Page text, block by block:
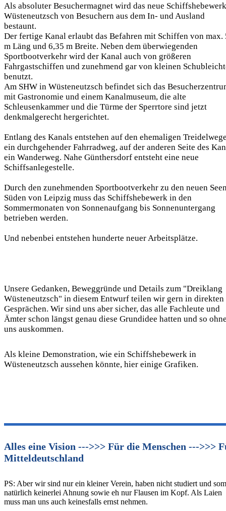
Als absoluter Besuchermagnet wird das neue Schiffshebewerk
Wüsteneutzsch von Besuchern aus dem In- und Ausland
bestaunt.
Der fertige Kanal erlaubt das Befahren mit Schiffen von max.
m Läng und 6,35 m Breite. Neben dem überwiegenden
Sportbootverkehr wird der Kanal auch von größeren
Fahrgastschiffen und zunehmend gar von kleinen
benutzt.
Am SHW in Wüsteneutzsch befindet sich das
mit Gastronomie und einem Kanalmuseum, die alte
Schleusenkammer und die Türme der Sperrtore sind jetzt
denkmalgerecht hergerichtet.
Entlang des Kanals entstehen auf den ehemaligen
ein durchgehender Fahrradweg, auf der anderen Seite des
ein Wanderweg. Nahe Günthersdorf entsteht eine neue
Schiffsanlegestelle.
Durch den zunehmenden Sportbootverkehr zu den neuen
Süden von Leipzig muss das Schiffshebewerk in den
Sommermonaten von Sonnenaufgang bis Sonnenuntergang
betrieben werden.
Und nebenbei entstehen hunderte neuer Arbeitsplätze.
Unsere Gedanken, Beweggründe und Details zum "Dreiklang
Wüsteneutzsch" in diesem Entwurf teilen wir gern in direkten
Gesprächen. Wir sind uns aber sicher, das alle Fachleute und
Ämter schon längst genau diese Grundidee hatten und so
uns auskommen.
Als kleine Demonstration, wie ein Schiffshebewerk in
Wüsteneutzsch aussehen könnte, hier einige Grafiken.
Alles eine Vision --->>> Für die Menschen --->>>
Mitteldeutschland
PS: Aber wir sind nur ein kleiner Verein, haben nicht studiert und
natürlich keinerlei Ahnung sowie eh nur Flausen im Kopf. Als Laien
muss man uns auch keinesfalls ernst nehmen.